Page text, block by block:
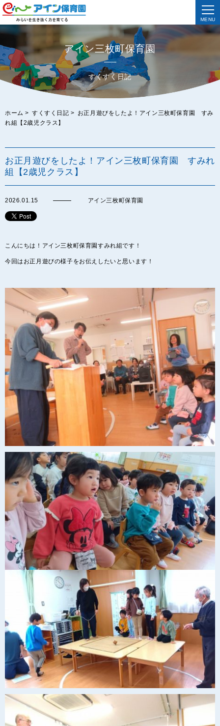
MENU
アイン三枚町保育園
すくすく日記
ホーム > すくすく日記 > お正月遊びをしたよ！アイン三枚町保育園 すみ
れ組【2歳児クラス】
お正月遊びをしたよ！アイン三枚町保育園 すみれ
組【2歳児クラス】
2026.01.15 アイン三枚町保育園
こんにちは！アイン三枚町保育園すみれ組です！
今回はお正月遊びの様子をお伝えしたいと思います！